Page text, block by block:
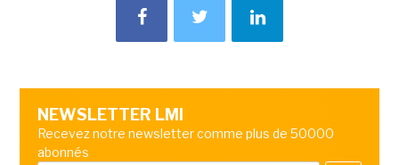
NEWSLETTER LMI
Recevez notre newsletter comme plus de 50000
abonnés